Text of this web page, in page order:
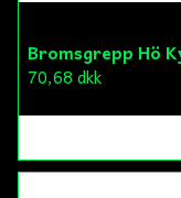
70,68 dkk